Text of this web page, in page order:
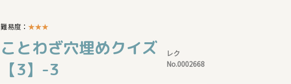
難易度： ★★★
ことわざ穴埋めクイズ
【3】-3
レク
No.0002668